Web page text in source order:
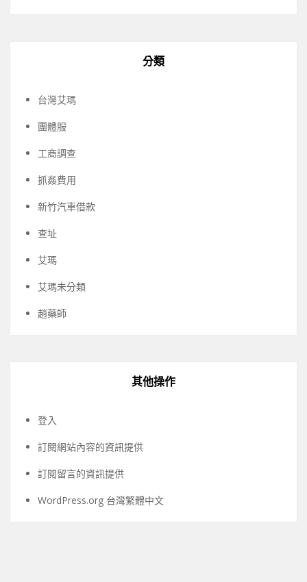
分類
台灣艾瑪
團體服
工商調查
抓姦費用
新竹汽車借款
查址
艾瑪
艾瑪未分類
趙藥師
其他操作
登入
訂閱網站內容的資訊提供
訂閱留言的資訊提供
WordPress.org 台灣繁體中文